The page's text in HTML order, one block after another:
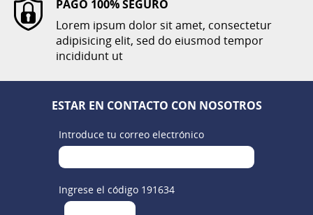
PAGO 100% SEGURO
Lorem ipsum dolor sit amet, consectetur
adipisicing elit, sed do eiusmod tempor
incididunt ut
ESTAR EN CONTACTO CON NOSOTROS
Introduce tu correo electrónico
Ingrese el código 191634